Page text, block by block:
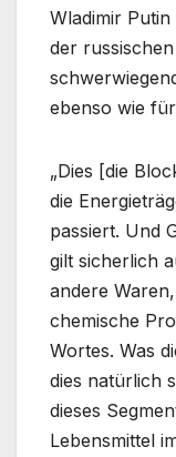
Wladimir
der
ebenso wie
„Dies [die
die
passiert. Und
gilt sicherlich
andere
chemische
Wortes. Was
dies natürlich
dieses
Lebensmittel